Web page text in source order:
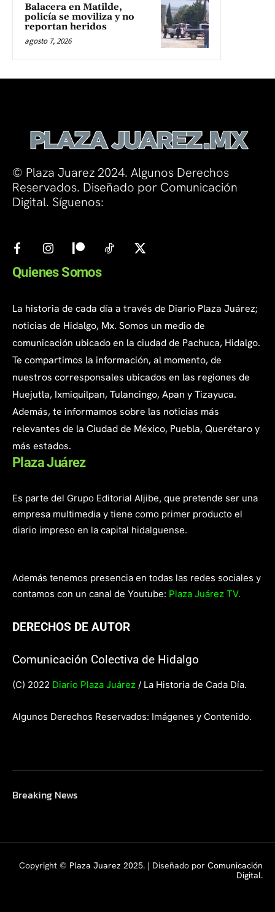
Balacera en Matilde,
policía se moviliza y no
reportan heridos
agosto 7, 2026
© Plaza Juarez 2024. Algunos Derechos
Reservados. Diseñado por Comunicación
Digital. Síguenos:
Quienes Somos
La historia de cada día a través de Diario Plaza Juárez;
noticias de Hidalgo, Mx. Somos un medio de
comunicación ubicado en la ciudad de Pachuca, Hidalgo.
Te compartimos la información, al momento, de
nuestros corresponsales ubicados en las regiones de
Huejutla, Ixmiquilpan, Tulancingo, Apan y Tizayuca.
Además, te informamos sobre las noticias más
relevantes de la Ciudad de México, Puebla, Querétaro y
más estados.
Plaza Juárez
Es parte del Grupo Editorial Aljibe, que pretende ser una
empresa multimedia y tiene como primer producto el
diario impreso en la capital hidalguense.
Además tenemos presencia en todas las redes sociales y
contamos con un canal de Youtube: Plaza Juárez TV.
DERECHOS DE AUTOR
Comunicación Colectiva de Hidalgo
(C) 2022 Diario Plaza Juárez / La Historia de Cada Día.
Algunos Derechos Reservados: Imágenes y Contenido.
Breaking News
Copyright © Plaza Juarez 2025. | Diseñado por Comunicación
Digital.